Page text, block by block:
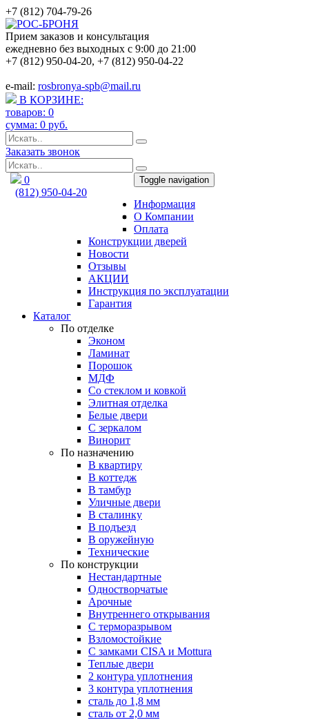
+7 (812) 704-79-26
Прием заказов и консультация
ежедневно без выходных с 9:00 до 21:00
+7 (812) 950-04-20, +7 (812) 950-04-22
e-mail: rosbronya-spb@mail.ru
В КОРЗИНЕ:
товаров: 0
сумма: 0 руб.
Заказать звонок
0
(812) 950-04-20
rosbronya-spb@mail.ru
Toggle navigation
Информация
О Компании
Оплата
Конструкции дверей
Новости
Отзывы
АКЦИИ
Инструкция по эксплуатации
Гарантия
Каталог
По отделке
Эконом
Ламинат
Порошок
МДФ
Со стеклом и ковкой
Элитная отделка
Белые двери
С зеркалом
Винорит
По назначению
В квартиру
В коттедж
В тамбур
Уличные двери
В сталинку
В подъезд
В оружейную
Технические
По конструкции
Нестандартные
Одностворчатые
Арочные
Внутреннего открывания
С терморазрывом
Взломостойкие
С замками CISA и Mottura
Теплые двери
2 контура уплотнения
3 контура уплотнения
сталь до 1,8 мм
сталь от 2,0 мм